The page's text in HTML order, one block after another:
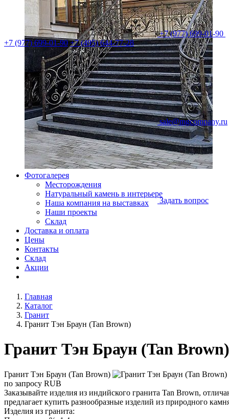
Фотогалерея
Месторождения
Натуральный камень в интерьере
Наша компания на выставках
Наши проекты
Склад
Доставка и оплата
Цены
Контакты
Склад
Акции
+7 (977) 699-01-90
+7 (977) 699-01-90 +7 (495) 644-77-28
sale@mgcompany.ru
Задать вопрос
Главная
Каталог
Гранит
Гранит Тэн Браун (Tan Brown)
Гранит Тэн Браун (Tan Brown)
Гранит Тэн Браун (Tan Brown)
по запросу RUB
Заказывайте изделия из индийского гранита Tan Brown,
предлагает купить разнообразные изделий из природного
Изделия из гранита: